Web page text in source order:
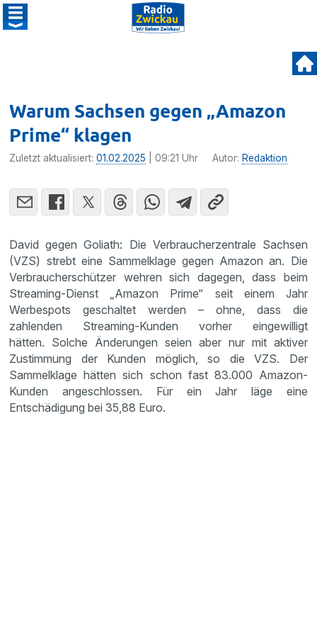
Warum Sachsen gegen „Amazon
Prime“ klagen
Zuletzt aktualisiert:01.02.2025 | 09:21 Uhr Autor: Redaktion
David gegen Goliath: Die Verbraucherzentrale Sachsen
(VZS) strebt eine Sammelklage gegen Amazon an. Die
Verbraucherschützer wehren sich dagegen, dass beim
Streaming-Dienst „Amazon Prime“ seit einem Jahr
Werbespots geschaltet werden – ohne, dass die
zahlenden Streaming-Kunden vorher eingewilligt
hätten. Solche Änderungen seien aber nur mit aktiver
Zustimmung der Kunden möglich, so die VZS. Der
Sammelklage hätten sich schon fast 83.000 Amazon-
Kunden angeschlossen. Für ein Jahr läge eine
Entschädigung bei 35,88 Euro.